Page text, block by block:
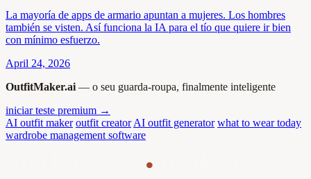
La mayoría de apps de armario apuntan a mujeres. Los hombres
también se visten. Así funciona la IA para el tío que quiere ir bien
con mínimo esfuerzo.
April 24, 2026
OutfitMaker.ai — o seu guarda-roupa, finalmente inteligente
iniciar teste premium →
AI outfit maker outfit creator AI outfit generator what to wear today
wardrobe management software